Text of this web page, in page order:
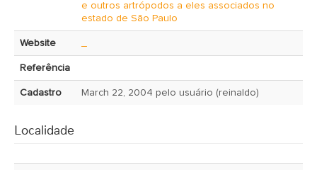
e outros artrópodos a eles associados no
estado de São Paulo
Website
Referência
Cadastro March 22, 2004 pelo usuário (reinaldo)
Localidade